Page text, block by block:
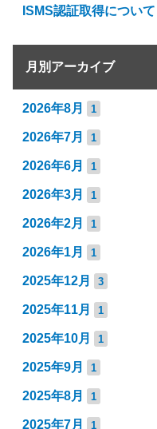
ISMS認証取得について
月別アーカイブ
2026年8月 1
2026年7月 1
2026年6月 1
2026年3月 1
2026年2月 1
2026年1月 1
2025年12月 3
2025年11月 1
2025年10月 1
2025年9月 1
2025年8月 1
2025年7月 1